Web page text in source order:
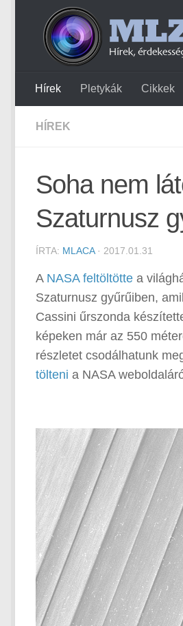
Hírek Pletykák Cikkek
HÍREK
Soha nem
Szaturnusz
ÍRTA: MLACA· 2017.01.31
A NASA feltöltötte a
Szaturnusz gyűrűiben,
Cassini űrszonda
képeken már az 550
részletet csodálhatunk
tölteni a NASA